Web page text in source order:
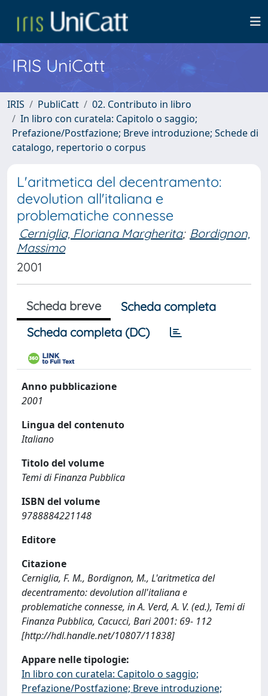
IRIS UniCatt
IRIS PubliCatt
02. Contributo in libro
In libro con curatela: Capitolo o saggio;
Prefazione/Postfazione; Breve introduzione; Schede di
catalogo, repertorio o corpus
L'aritmetica del decentramento:
devolution all'italiana e
problematiche connesse
Cerniglia, Floriana Margherita; Bordignon,
Massimo
2001
Scheda breve
Scheda completa
Scheda completa (DC)
Anno pubblicazione
2001
Lingua del contenuto
Italiano
Titolo del volume
Temi di Finanza Pubblica
ISBN del volume
9788884221148
Editore
Citazione
Cerniglia, F. M., Bordignon, M., L'aritmetica del
decentramento: devolution all'italiana e
problematiche connesse, in A. Verd, A. V. (ed.), Temi di
Finanza Pubblica, Cacucci, Bari 2001: 69- 112
[http://hdl.handle.net/10807/11838]
Appare nelle tipologie:
In libro con curatela: Capitolo o saggio;
Prefazione/Postfazione; Breve introduzione;